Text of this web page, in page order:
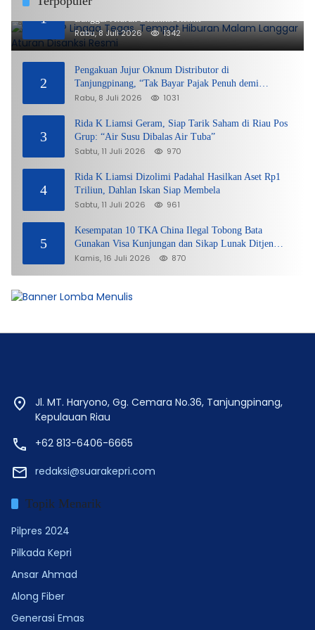
1
DPMPTSP Lingga Tegas, Tempat Hiburan Malam
Langgar Aturan Disanksi Resmi
Rabu, 8 Juli 2026 1342
2
Pengakuan Jujur Oknum Distributor di
Tanjungpinang, “Tak Bayar Pajak Penuh demi
Untung”
Rabu, 8 Juli 2026 1031
3
Rida K Liamsi Geram, Siap Tarik Saham di Riau Pos
Grup: “Air Susu Dibalas Air Tuba”
Sabtu, 11 Juli 2026 970
4
Rida K Liamsi Dizolimi Padahal Hasilkan Aset Rp1
Triliun, Dahlan Iskan Siap Membela
Sabtu, 11 Juli 2026 961
5
Kesempatan 10 TKA China Ilegal Tobong Bata
Gunakan Visa Kunjungan dan Sikap Lunak Ditjen
Imigrasi Kepri?
Kamis, 16 Juli 2026 870
Jl. MT. Haryono, Gg. Cemara No.36, Tanjungpinang,
Kepulauan Riau
+62 813-6406-6665
redaksi@suarakepri.com
Topik Menarik
Pilpres 2024
Pilkada Kepri
Ansar Ahmad
Along Fiber
Generasi Emas